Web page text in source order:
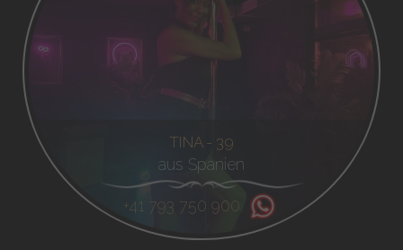
TINA - 39
aus Spanien
+41 793 750 900